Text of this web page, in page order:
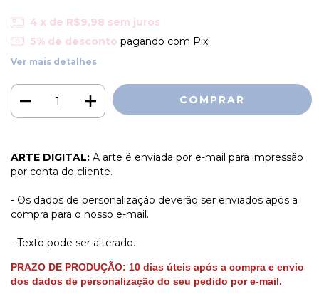
4 x de R$9,98 sem juros
5% de desconto pagando com Pix
Ver mais detalhes
ARTE DIGITAL: A arte é enviada por e-mail para impressão
por conta do cliente.
- Os dados de personalização deverão ser enviados após a
compra para o nosso e-mail.
- Texto pode ser alterado.
PRAZO DE PRODUÇÃO: 10 dias úteis após a compra e envio
dos dados de personalização do seu pedido por e-mail.